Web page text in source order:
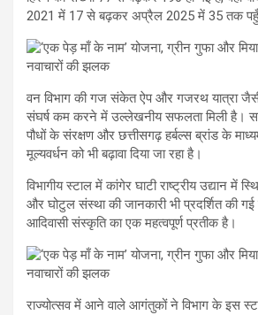
2021 में 17 से बढ़कर अप्रैल 2025 में 35 तक
वन विभाग की गज संकेत ऐप और गजरथ यात्रा
संघर्ष कम करने में उल्लेखनीय सफलता मिली है।
पौधों के संरक्षण और छत्तीसगढ़ हर्बल्स ब्रांड के
मूल्यवर्धन को भी बढ़ावा दिया जा रहा है।
विभागीय स्टाल में कांगेर घाटी राष्ट्रीय उद्यान में
और घोटुल संस्था की जानकारी भी प्रदर्शित की गई
आदिवासी संस्कृति का एक महत्वपूर्ण प्रतीक है।
राज्योत्सव में आने वाले आगंतुकों ने विभाग के इस